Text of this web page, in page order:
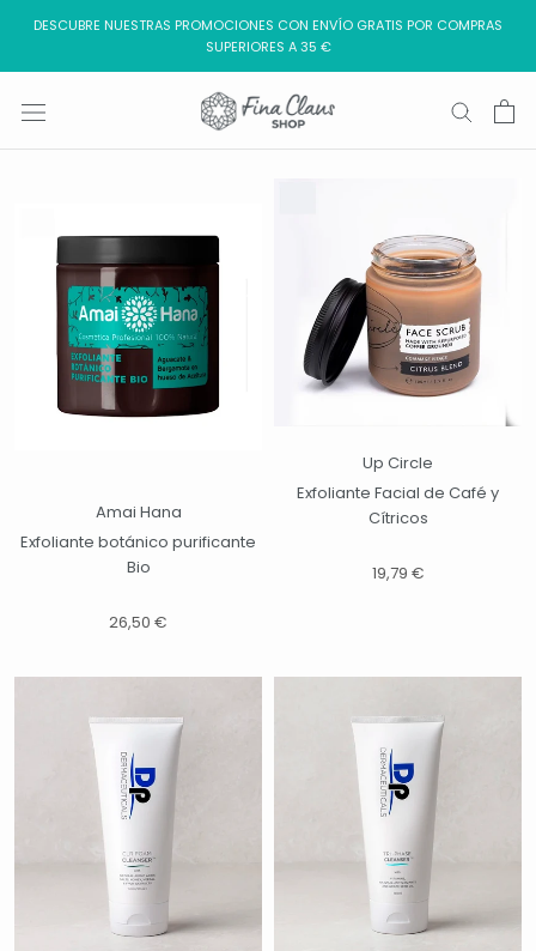
contenido
DESCUBRE NUESTRAS PROMOCIONES CON ENVÍO GRATIS POR COMPRAS
SUPERIORES A 35 €
Amai Hana
Exfoliante botánico purificante
Bio
26,50 €
Up Circle
Exfoliante Facial de Café y
Cítricos
19,79 €